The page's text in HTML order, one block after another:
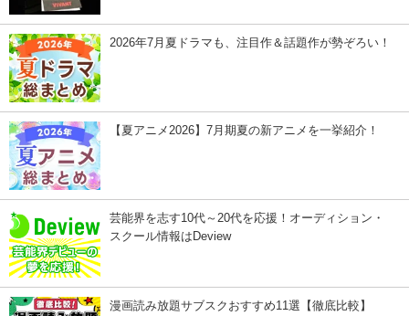
2026年7月夏ドラマも、注目作＆話題作が勢ぞろい！
【夏アニメ2026】7月期夏の新アニメを一挙紹介！
芸能界を志す10代～20代を応援！オーディション・
スクール情報はDeview
漫画読み放題サブスクおすすめ11選【徹底比較】